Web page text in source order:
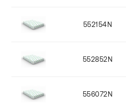
552154N
552852N
556072N